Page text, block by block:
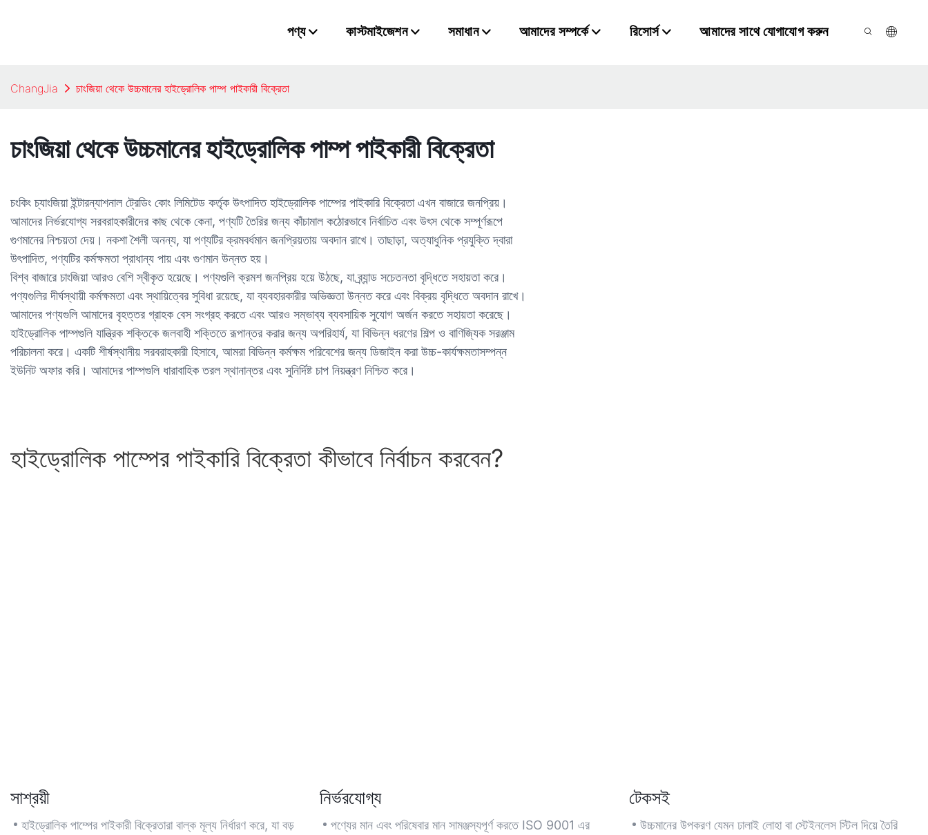
পণ্য কাস্টমাইজেশন সমাধান আমাদের সম্পর্কে রিসোর্স আমাদের সাথে যোগাযোগ করুন
ChangJia চাংজিয়া থেকে উচ্চমানের হাইড্রোলিক পাম্প পাইকারী বিক্রেতা
চাংজিয়া থেকে উচ্চমানের হাইড্রোলিক পাম্প পাইকারী বিক্রেতা
চংকিং চ্যাংজিয়া ইন্টারন্যাশনাল ট্রেডিং কোং লিমিটেড কর্তৃক উৎপাদিত হাইড্রোলিক পাম্পের পাইকারি বিক্রেতা এখন বাজারে জনপ্রিয়।
আমাদের নির্ভরযোগ্য সরবরাহকারীদের কাছ থেকে কেনা, পণ্যটি তৈরির জন্য কাঁচামাল কঠোরভাবে নির্বাচিত এবং উৎস থেকে সম্পূর্ণরূপে
গুণমানের নিশ্চয়তা দেয়। নকশা শৈলী অনন্য, যা পণ্যটির ক্রমবর্ধমান জনপ্রিয়তায় অবদান রাখে। তাছাড়া, অত্যাধুনিক প্রযুক্তি দ্বারা
উৎপাদিত, পণ্যটির কর্মক্ষমতা প্রাধান্য পায় এবং গুণমান উন্নত হয়।
বিশ্ব বাজারে চাংজিয়া আরও বেশি স্বীকৃত হয়েছে। পণ্যগুলি ক্রমশ জনপ্রিয় হয়ে উঠছে, যা ব্র্যান্ড সচেতনতা বৃদ্ধিতে সহায়তা করে।
পণ্যগুলির দীর্ঘস্থায়ী কর্মক্ষমতা এবং স্থায়িত্বের সুবিধা রয়েছে, যা ব্যবহারকারীর অভিজ্ঞতা উন্নত করে এবং বিক্রয় বৃদ্ধিতে অবদান রাখে।
আমাদের পণ্যগুলি আমাদের বৃহত্তর গ্রাহক বেস সংগ্রহ করতে এবং আরও সম্ভাব্য ব্যবসায়িক সুযোগ অর্জন করতে সহায়তা করেছে।
হাইড্রোলিক পাম্পগুলি যান্ত্রিক শক্তিকে জলবাহী শক্তিতে রূপান্তর করার জন্য অপরিহার্য, যা বিভিন্ন ধরণের শিল্প ও বাণিজ্যিক সরঞ্জাম
পরিচালনা করে। একটি শীর্ষস্থানীয় সরবরাহকারী হিসাবে, আমরা বিভিন্ন কর্মক্ষম পরিবেশের জন্য ডিজাইন করা উচ্চ-কার্যক্ষমতাসম্পন্ন
ইউনিট অফার করি। আমাদের পাম্পগুলি ধারাবাহিক তরল স্থানান্তর এবং সুনির্দিষ্ট চাপ নিয়ন্ত্রণ নিশ্চিত করে।
হাইড্রোলিক পাম্পের পাইকারি বিক্রেতা কীভাবে নির্বাচন করবেন?
সাশ্রয়ী
হাইড্রোলিক পাম্পের পাইকারী বিক্রেতারা বাল্ক মূল্য নির্ধারণ করে, যা বড়
নির্ভরযোগ্য
পণ্যের মান এবং পরিষেবার মান সামঞ্জস্যপূর্ণ করতে ISO 9001 এর
টেকসই
উচ্চমানের উপকরণ যেমন ঢালাই লোহা বা স্টেইনলেস স্টিল দিয়ে তৈরি